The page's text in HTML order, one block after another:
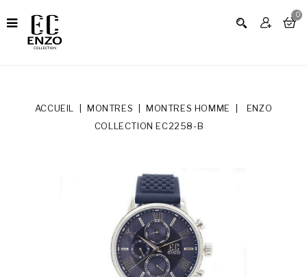
0
ACCUEIL MONTRES MONTRES HOMME
ENZO
COLLECTION EC2258-B